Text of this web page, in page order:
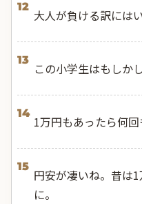
12
大人が負ける訳には
13
この小学生はもしか
14
1万円もあったら何
15
円安が凄いね。昔は
に。